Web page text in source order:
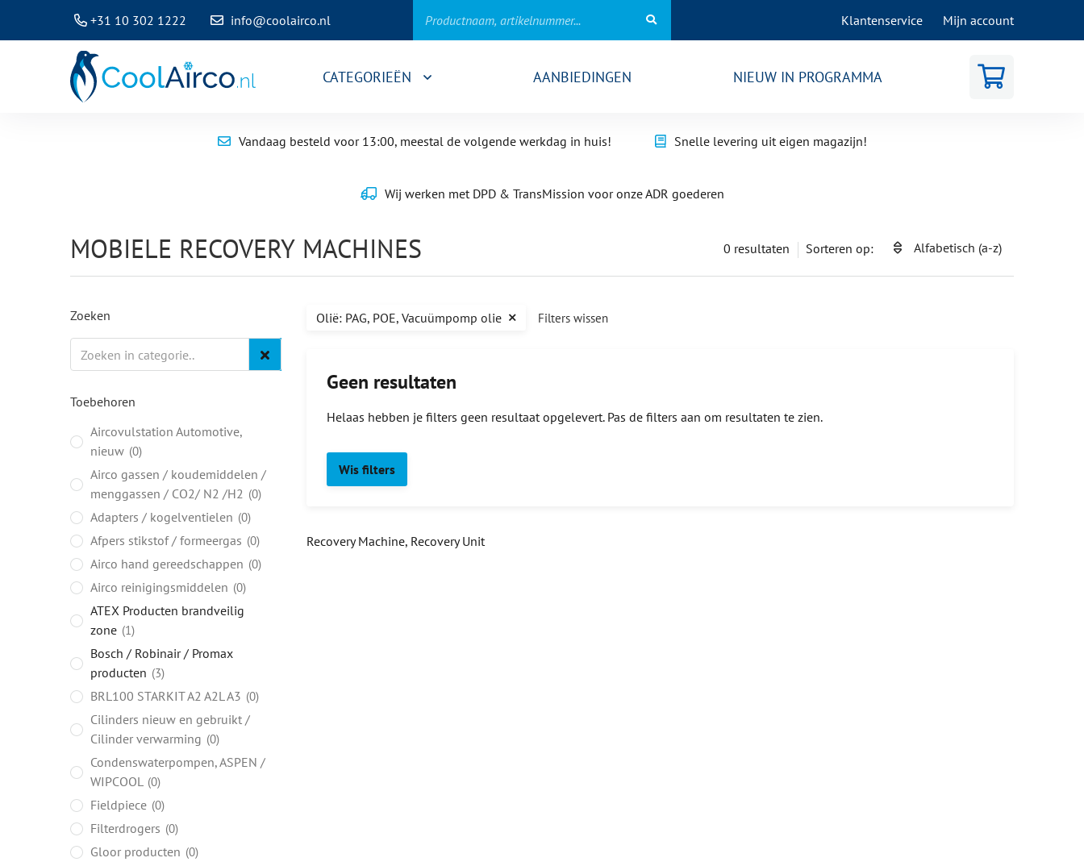
+31 10 302 1222 info@coolairco.nl Klantenservice Mijn account
CATEGORIEËN AANBIEDINGEN NIEUW IN PROGRAMMA
Vandaag besteld voor 13:00, meestal de volgende werkdag in huis! Snelle levering uit eigen magazijn!
Wij werken met DPD & TransMission voor onze ADR goederen
MOBIELE RECOVERY MACHINES 0 resultaten Sorteren op: Alfabetisch (a-z)
Zoeken
Toebehoren
Aircovulstation Automotive,
nieuw 0
Airco gassen / koudemiddelen /
menggassen / CO2/ N2 /H2 0
Adapters / kogelventielen 0
Afpers stikstof / formeergas 0
Airco hand gereedschappen 0
Airco reinigingsmiddelen 0
ATEX Producten brandveilig
zone 1
Bosch / Robinair / Promax
producten
3
BRL100 STARKIT A2 A2L A3 0
Cilinders nieuw en gebruikt /
Cilinder verwarming 0
Condenswaterpompen, ASPEN /
WIPCOOL 0
Fieldpiece 0
Filterdrogers 0
Gloor producten 0
Olië: PAG, POE, Vacuümpomp olie Filters wissen
Geen resultaten
Helaas hebben je filters geen resultaat opgelevert. Pas de filters aan om resultaten te zien.
Wis filters
Recovery Machine, Recovery Unit